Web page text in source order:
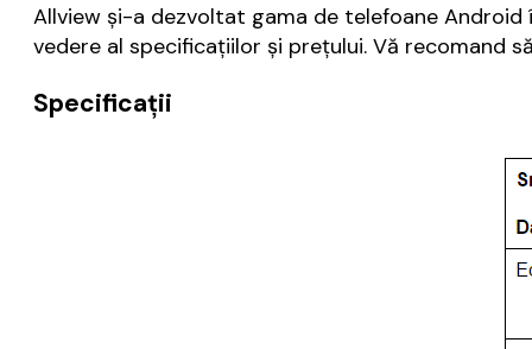
Allview și-a dezvoltat gama de telefoane
vedere al specificațiilor și prețului. Vă recomand
Specificații